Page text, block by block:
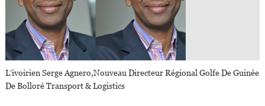
L’ivoirien Serge Agnero,nouveau Directeur Régional Golfe De Guinée
De Bolloré Transport & Logistics